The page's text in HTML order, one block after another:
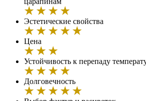
Эстетические свойства
Цена
Устойчивость к перепаду
Долговечность